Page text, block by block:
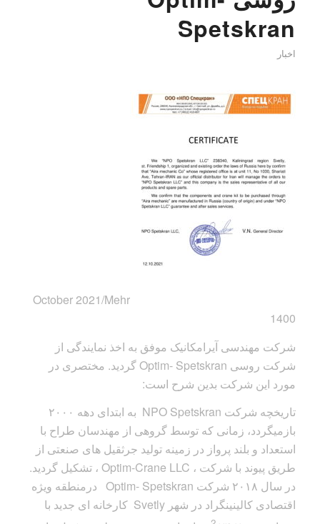
Spetskran
اخبار
October 2021/Mehr
1400
شرکت مهندسی آیرامکانیک موفق به اخذ نمایندگی از
شرکت روسی Optim- Spetskran گردید. مختصری در
مورد این شرکت بدین شرح است:
تاریخچه شرکت NPO Spetskran به ابتدای دهه ۲۰۰۰
بازمیگردد، زمانی که توسط گروهی از مهندسان طراح با
استعداد و بلند پرواز در زمینه تولید جرثقیل های صنعتی از
طریق پیوند با شرکت ، Optim-Crane LLC ، تشکیل گردید.
در سال ۲۰۱۸ شرکت Optim- Spetskran درمنطقه ویژه
اقتصادی کالینینگراد در شهر Svetly کارخانه ای جدید با